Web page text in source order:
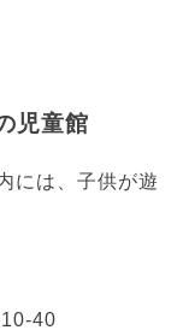
児童館
には、子供が遊
40